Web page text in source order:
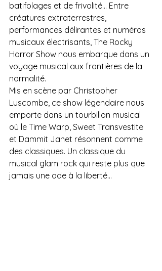
batifolages et de frivolité… Entre
créatures extraterrestres,
performances délirantes et numéros
musicaux électrisants, The Rocky
Horror Show nous embarque dans un
voyage musical aux frontières de la
normalité.
Mis en scène par Christopher
Luscombe, ce show légendaire nous
emporte dans un tourbillon musical
où le Time Warp, Sweet Transvestite
et Dammit Janet résonnent comme
des classiques. Un classique du
musical glam rock qui reste plus que
jamais une ode à la liberté…